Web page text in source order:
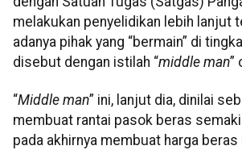
melakukan penyelidikan lebih lanjut
adanya pihak yang “bermain” di
disebut dengan istilah “middle man”
“Middle man” ini, lanjut dia, dinilai
membuat rantai pasok beras
pada akhirnya membuat harga